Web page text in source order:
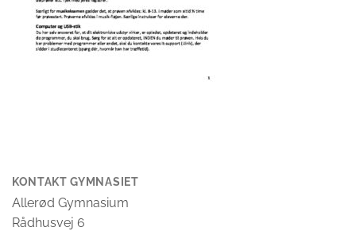
KONTAKT GYMNASIET
Allerød Gymnasium
Rådhusvej 6